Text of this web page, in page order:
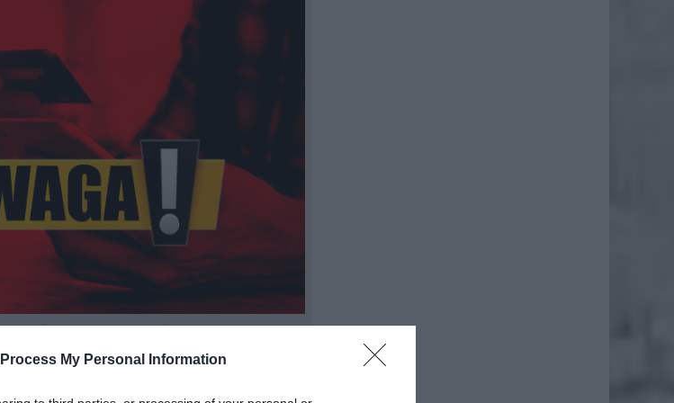
My Personal Information
/ Warszawa w Pigułce
r.do godz. 07:00 w poniedziałek22.05.2023 r.